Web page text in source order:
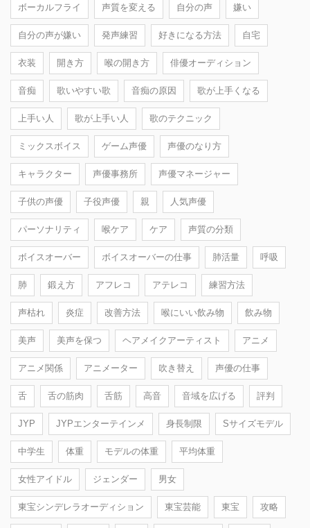
ボーカルフライ 声質を変える 自分の声 嫌い
自分の声が嫌い 発声練習 好きになる方法 自宅
衣装 開き方 喉の開き方 俳優オーディション
音痴 歌いやすい歌 音痴の原因 歌が上手くなる
上手い人 歌が上手い人 歌のテクニック
ミックスボイス ゲーム声優 声優のなり方
キャラクター 声優事務所 声優マネージャー
子供の声優 子役声優 親 人気声優
パーソナリティ 喉ケア ケア 声質の分類
ボイスオーバー ボイスオーバーの仕事 肺活量 呼吸
肺 鍛え方 アフレコ アテレコ 練習方法
声枯れ 炎症 改善方法 喉にいい飲み物 飲み物
美声 美声を保つ ヘアメイクアーティスト アニメ
アニメ関係 アニメーター 吹き替え 声優の仕事
舌 舌の筋肉 舌筋 高音 音域を広げる 評判
JYP JYPエンターテインメ 身長制限 Sサイズモデル
中学生 体重 モデルの体重 平均体重
女性アイドル ジェンダー 男女
東宝シンデレラオーディション 東宝芸能 東宝 攻略